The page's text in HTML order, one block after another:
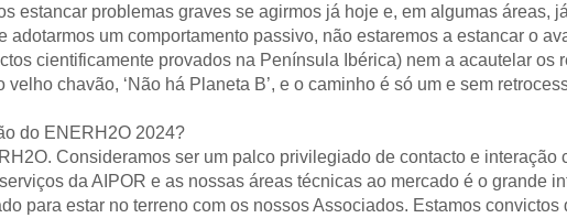
estancar problemas graves se agirmos já hoje e, em algumas áreas,
um comportamento passivo, não estaremos a estancar o
cientificamente provados na Península Ibérica) nem a acautelar os
chavão, ‘Não há Planeta B’, e o caminho é só um e sem
do ENERH2O 2024?
Consideramos ser um palco privilegiado de contacto e interação
da AIPOR e as nossas áreas técnicas ao mercado é o grande
para estar no terreno com os nossos Associados. Estamos convictos